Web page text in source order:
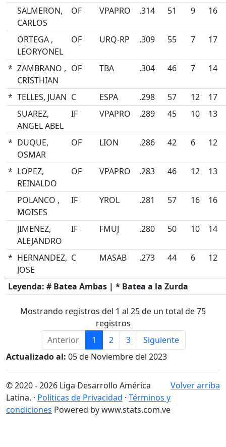
SALMERON,
CARLOS
OF VPAPRO .314 51 9 16
ORTEGA ,
LEORYONEL
OF URQ-RP .309 55 7 17
* ZAMBRANO ,
CRISTHIAN
OF TBA .304 46 7 14
* TELLES, JUAN C ESPA .298 57 12
17
SUAREZ,
ANGEL ABEL
IF VPAPRO .289 45 10 13
* DUQUE,
OSMAR
OF LION .286 42 6 12
* LOPEZ,
REINALDO
OF VPAPRO .283 46 12 13
POLANCO ,
MOISES
IF YROL .281 57 16 16
JIMENEZ,
ALEJANDRO
IF FMUJ .280 50 10 14
* HERNANDEZ,
JOSE
C MASAB .273 44 6 12
Leyenda: # Batea Ambas | * Batea a la Zurda
Mostrando registros del 1 al 25 de un total de 75
registros
Anterior
1 2 3
Siguiente
Actualizado al: 05 de Noviembre del 2023
Volver arriba
© 2020 - 2026 Liga Desarrollo América
Latina. · Politicas de Privacidad · Términos y
condiciones Powered by www.stats.com.ve